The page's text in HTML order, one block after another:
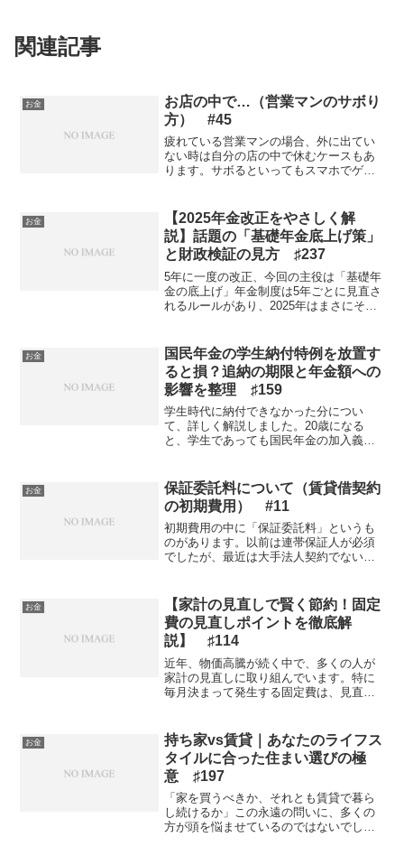
関連記事
お金
お店の中で…（営業マンのサボり
方） #45
疲れている営業マンの場合、外に出てい
ない時は自分の店の中で休むケースもあ
ります。サボるといってもスマホでゲー
的にはネットサーフィンをしたり、ショ
ッピングの下調べをしたり...
お金
【2025年金改正をやさしく解
説】話題の「基礎年金底上げ策」
と財政検証の見方 ♯237
5年に一度の改正、今回の主役は「基礎年
金の底上げ」年金制度は5年ごとに見直さ
れるルールがあり、2025年はまさにその
ったのが、すべての人が老後に受け取る
老齢基礎年金...
お金
国民年金の学生納付特例を放置す
ると損？追納の期限と年金額への
影響を整理 ♯159
学生時代に納付できなかった分につい
て、詳しく解説しました。20歳になる
と、学生であっても国民年金の加入義務
その負担を軽くしてくれるのが「学生納
付特例制度」です。この制度...
お金
保証委託料について（賃貸借契約
の初期費用） #11
初期費用の中に「保証委託料」というも
のがあります。以前は連帯保証人が必須
でしたが、最近は大手法人契約でない限
替えて貸主へ送金するため貸主側は入金
遅れの心配はありません...
お金
【家計の見直しで賢く節約！固定
費の見直しポイントを徹底解
説】 ♯114
近年、物価高騰が続く中で、多くの人が
家計の見直しに取り組んでいます。特に
毎月決まって発生する固定費は、見直す
ついて詳しく解説していきます。■住居費
の見直し住居費は家計の...
お金
持ち家vs賃貸｜あなたのライフス
タイルに合った住まい選びの極
意 ♯197
「家を買うべきか、それとも賃貸で暮ら
し続けるか」この永遠の問いに、多くの
方が頭を悩ませているのではないでしょ